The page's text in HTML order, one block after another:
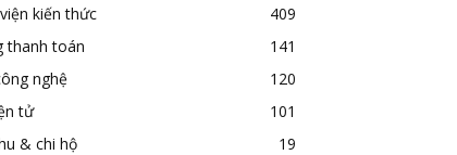
kiến thức
409
thanh toán
141
nghệ
120
tử
101
& chi hộ
19